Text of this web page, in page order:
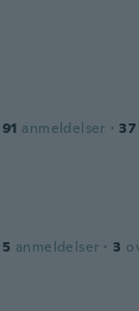
91 anmeldelser · 37
5 anmeldelser · 3